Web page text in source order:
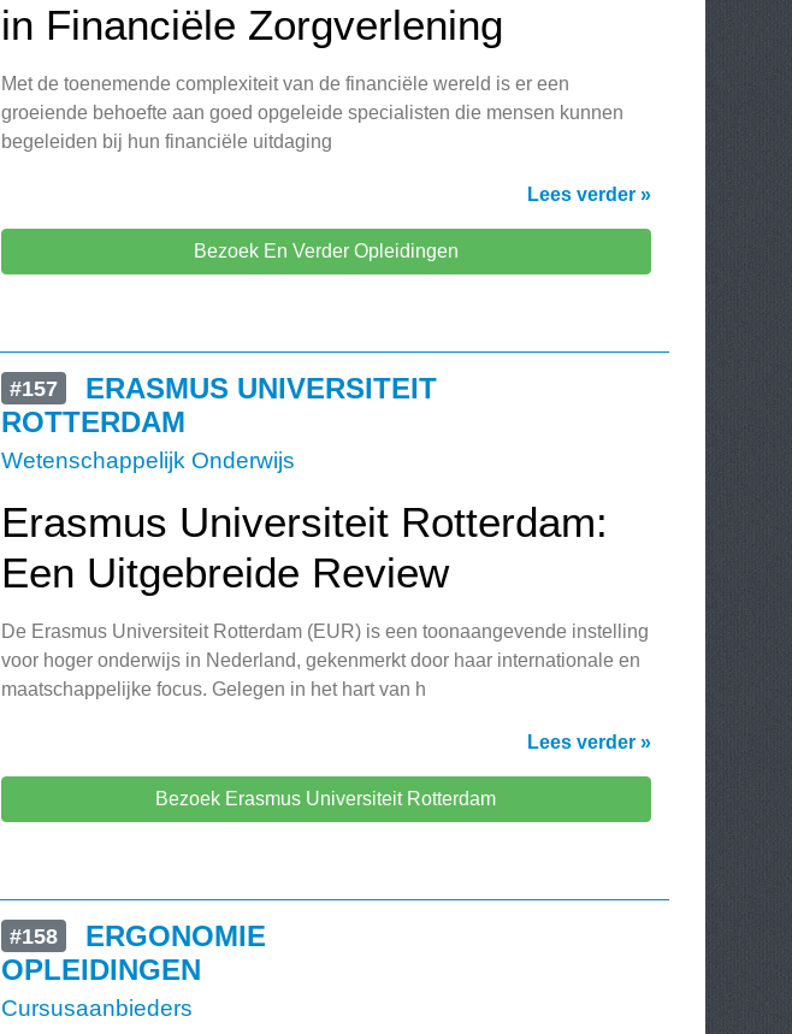
in Financiële Zorgverlening
Met de toenemende complexiteit van de financiële wereld is er een
groeiende behoefte aan goed opgeleide specialisten die mensen kunnen
begeleiden bij hun financiële uitdaging
Lees verder »
Bezoek En Verder Opleidingen
#157
ERASMUS UNIVERSITEIT
ROTTERDAM
Wetenschappelijk Onderwijs
Erasmus Universiteit Rotterdam:
Een Uitgebreide Review
De Erasmus Universiteit Rotterdam (EUR) is een toonaangevende instelling
voor hoger onderwijs in Nederland, gekenmerkt door haar internationale en
maatschappelijke focus. Gelegen in het hart van h
Lees verder »
Bezoek Erasmus Universiteit Rotterdam
#158
ERGONOMIE
OPLEIDINGEN
Cursusaanbieders